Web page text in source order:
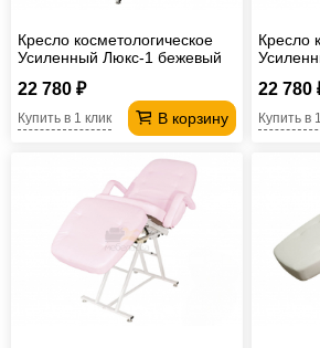
Кресло косметологическое
Усиленный Люкс-1 бежевый
22 780 ₽
В корзину
Купить в 1 клик
Кресло
22 780
Купить в